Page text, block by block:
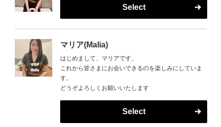
Select
マリア(Malia)
はじめまして、マリアです。
これから皆さまにお会いできるのを楽しみにしていま
す。
どうぞよろしくお願いいたします
Select